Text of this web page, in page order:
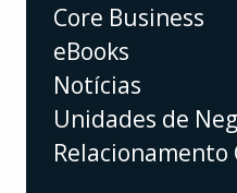
Core Business
eBooks
Notícias
Unidades de
Relacionamento